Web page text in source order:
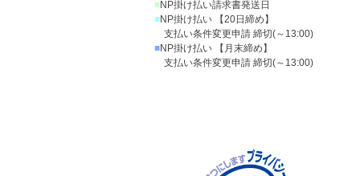
■NP掛け払い請求書発送日
■NP掛け払い 【20日締め】
支払い条件変更申請 締切(～13:00)
■NP掛け払い 【月末締め】
支払い条件変更申請 締切(～13:00)